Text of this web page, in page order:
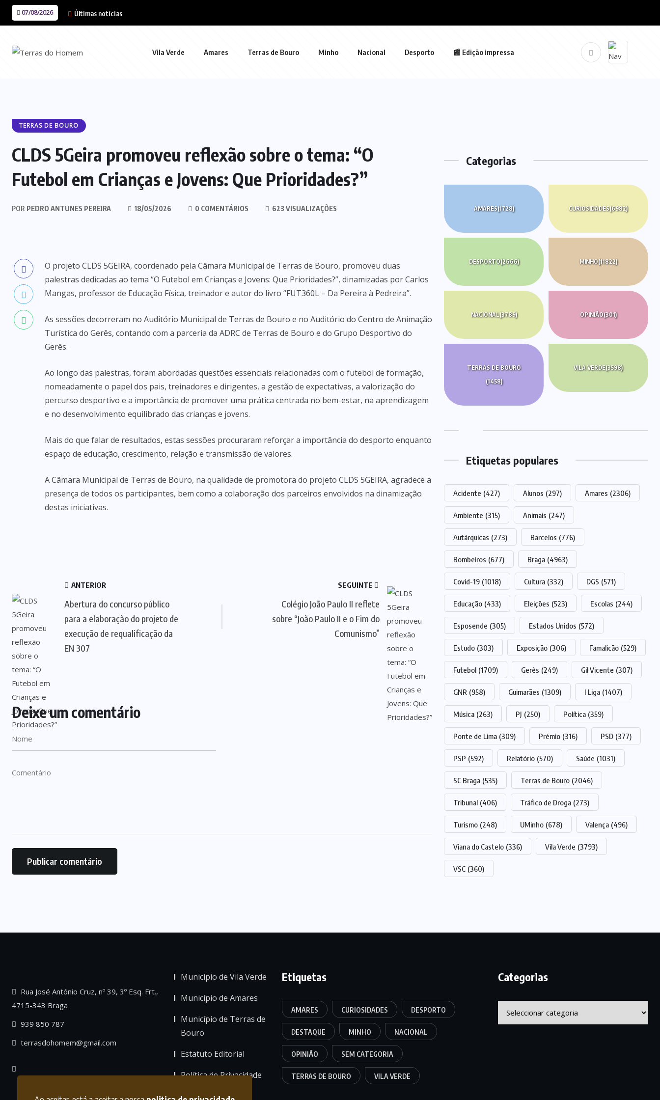
07/08/2026 Últimas notícias
Vila Verde Amares Terras de Bouro Minho Nacional Desporto 📰 Edição impressa
TERRAS DE BOURO
CLDS 5Geira promoveu reflexão sobre o tema: “O
Futebol em Crianças e Jovens: Que Prioridades?”
POR PEDRO ANTUNES PEREIRA 18/05/2026 0 COMENTÁRIOS 623 VISUALIZAÇÕES
O projeto CLDS 5GEIRA, coordenado pela Câmara Municipal de Terras de Bouro, promoveu duas
palestras dedicadas ao tema “O Futebol em Crianças e Jovens: Que Prioridades?”, dinamizadas por Carlos
Mangas, professor de Educação Física, treinador e autor do livro “FUT360L – Da Pereira à Pedreira”.
As sessões decorreram no Auditório Municipal de Terras de Bouro e no Auditório do Centro de Animação
Turística do Gerês, contando com a parceria da ADRC de Terras de Bouro e do Grupo Desportivo do
Gerês.
Ao longo das palestras, foram abordadas questões essenciais relacionadas com o futebol de formação,
nomeadamente o papel dos pais, treinadores e dirigentes, a gestão de expectativas, a valorização do
percurso desportivo e a importância de promover uma prática centrada no bem-estar, na aprendizagem
e no desenvolvimento equilibrado das crianças e jovens.
Mais do que falar de resultados, estas sessões procuraram reforçar a importância do desporto enquanto
espaço de educação, crescimento, relação e transmissão de valores.
A Câmara Municipal de Terras de Bouro, na qualidade de promotora do projeto CLDS 5GEIRA, agradece a
presença de todos os participantes, bem como a colaboração dos parceiros envolvidos na dinamização
destas iniciativas.
ANTERIOR
Abertura do concurso público
para a elaboração do projeto de
execução de requalificação da
EN 307
SEGUINTE
Colégio João Paulo II reflete
sobre “João Paulo II e o Fim do
Comunismo”
Deixe um comentário
Categorias
AMARES(1728) CURIOSIDADES(6982)
DESPORTO(2666) MINHO(11822)
NACIONAL(3789) OPINIÃO(301)
TERRAS DE BOURO
(1458)
VILA VERDE(3598)
Etiquetas populares
Acidente (427) Alunos (297) Amares (2306)
Ambiente (315) Animais (247)
Autárquicas (273) Barcelos (776)
Bombeiros (677) Braga (4963)
Covid-19 (1018) Cultura (332) DGS (571)
Educação (433) Eleições (523) Escolas (244)
Esposende (305) Estados Unidos (572)
Estudo (303) Exposição (306) Famalicão (529)
Futebol (1709) Gerês (249) Gil Vicente (307)
GNR (958) Guimarães (1309) I Liga (1407)
Música (263) PJ (250) Política (359)
Ponte de Lima (309) Prémio (316) PSD (377)
PSP (592) Relatório (570) Saúde (1031)
SC Braga (535) Terras de Bouro (2046)
Tribunal (406) Tráfico de Droga (273)
Turismo (248) UMinho (678) Valença (496)
Viana do Castelo (336) Vila Verde (3793)
VSC (360)
Rua José António Cruz, nº 39, 3º Esq. Frt.,
4715-343 Braga
939 850 787
terrasdohomem@gmail.com
Município de Vila Verde
Município de Amares
Município de Terras de
Bouro
Estatuto Editorial
Política de Privacidade
Etiquetas
AMARES CURIOSIDADES DESPORTO
DESTAQUE MINHO NACIONAL
OPINIÃO SEM CATEGORIA
TERRAS DE BOURO VILA VERDE
Categorias